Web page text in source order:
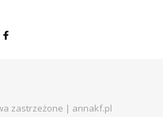
zastrzeżone | annakf.pl